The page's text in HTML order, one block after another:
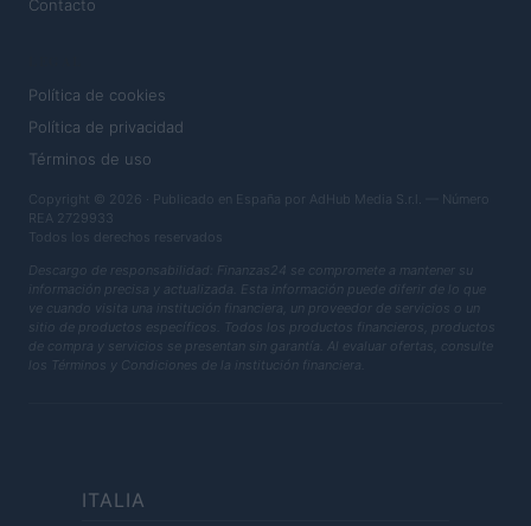
Contacto
Política de cookies
Política de privacidad
Términos de uso
Copyright © 2026 · Publicado en España por AdHub Media S.r.l. — Número
REA 2729933
Todos los derechos reservados
Descargo de responsabilidad: Finanzas24 se compromete a mantener su
información precisa y actualizada. Esta información puede diferir de lo que
ve cuando visita una institución financiera, un proveedor de servicios o un
sitio de productos específicos. Todos los productos financieros, productos
de compra y servicios se presentan sin garantía. Al evaluar ofertas, consulte
los Términos y Condiciones de la institución financiera.
ITALIA